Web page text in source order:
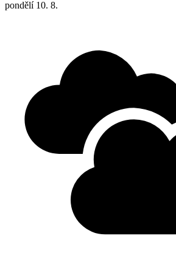
pondělí 10. 8.